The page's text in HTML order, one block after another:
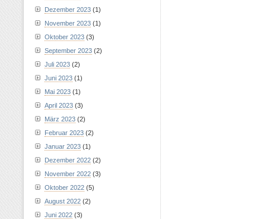
Dezember 2023 (1)
November 2023 (1)
Oktober 2023 (3)
September 2023 (2)
Juli 2023 (2)
Juni 2023 (1)
Mai 2023 (1)
April 2023 (3)
März 2023 (2)
Februar 2023 (2)
Januar 2023 (1)
Dezember 2022 (2)
November 2022 (3)
Oktober 2022 (5)
August 2022 (2)
Juni 2022 (3)